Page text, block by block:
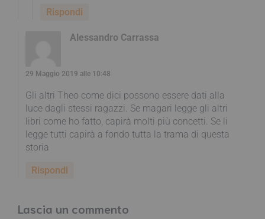
Rispondi
Alessandro Carrassa
29 Maggio 2019 alle 10:48
Gli altri Theo come dici possono essere dati alla
luce dagli stessi ragazzi. Se magari legge gli altri
libri come ho fatto, capirà molti più concetti. Se li
legge tutti capirà a fondo tutta la trama di questa
storia
Rispondi
Lascia un commento